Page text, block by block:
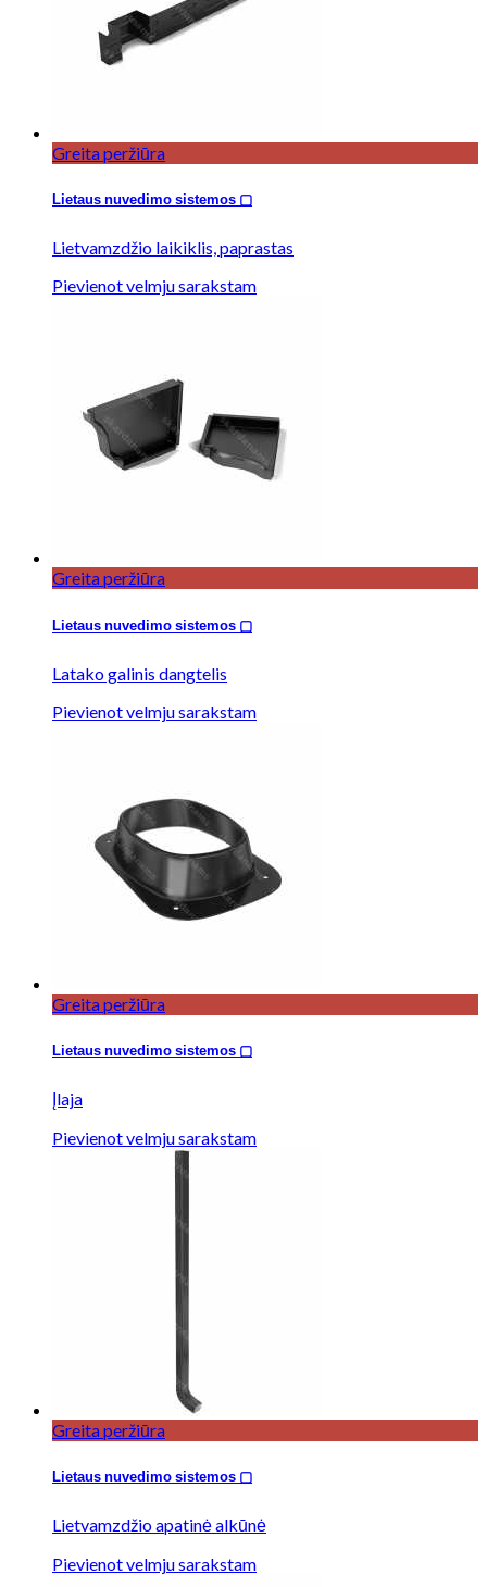
Greita peržiūra
Lietaus nuvedimo sistemos ▢
Lietvamzdžio laikiklis, paprastas
Pievienot velmju sarakstam
Greita peržiūra
Lietaus nuvedimo sistemos ▢
Latako galinis dangtelis
Pievienot velmju sarakstam
Greita peržiūra
Lietaus nuvedimo sistemos ▢
Įlaja
Pievienot velmju sarakstam
Greita peržiūra
Lietaus nuvedimo sistemos ▢
Lietvamzdžio apatinė alkūnė
Pievienot velmju sarakstam